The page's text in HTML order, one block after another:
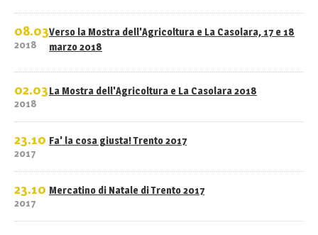
08.03
2018
Verso la Mostra dell'Agricoltura e La Casolara, 17 e 18
marzo 2018
02.03
2018
La Mostra dell'Agricoltura e La Casolara 2018
23.10
2017
Fa' la cosa giusta! Trento 2017
23.10
2017
Mercatino di Natale di Trento 2017